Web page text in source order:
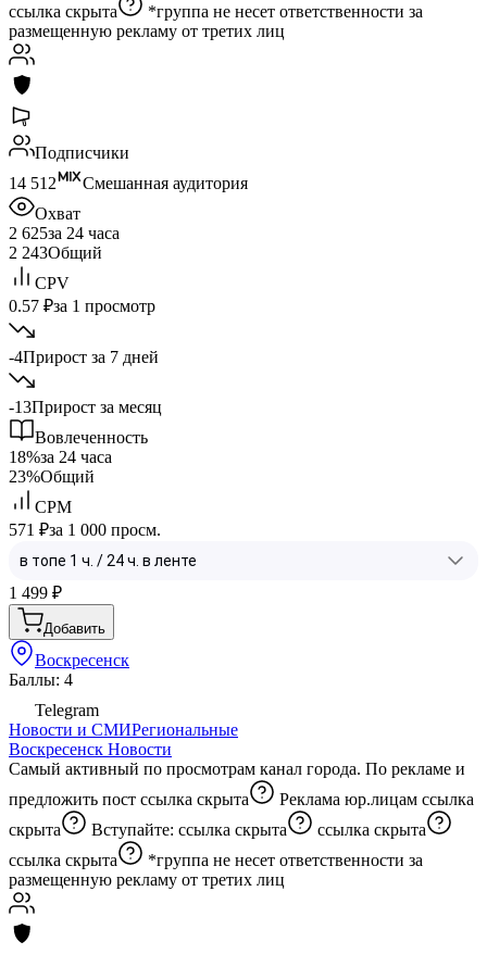
ссылка скрыта
*группа не несет ответственности за
размещенную рекламу от третих лиц
Подписчики
14 512
Смешанная аудитория
Охват
2 625за 24 часа
2 243Общий
CPV
0.57 ₽за 1 просмотр
-4Прирост за 7 дней
-13Прирост за месяц
Вовлеченность
18%за 24 часа
23%Общий
CPM
571 ₽за 1 000 просм.
1 499 ₽
Добавить
Воскресенск
Баллы: 4
Telegram
Новости и СМИРегиональные
Воскресенск Новости
Самый активный по просмотрам канал города. По рекламе и
предложить пост ссылка скрыта Реклама юр.лицам ссылка
скрыта
Вступайте: ссылка скрыта
ссылка скрыта
ссылка скрыта
*группа не несет ответственности за
размещенную рекламу от третих лиц